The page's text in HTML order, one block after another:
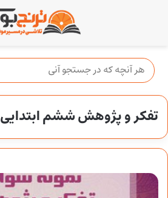
تفکر و پژوهش ششم ابتدایی